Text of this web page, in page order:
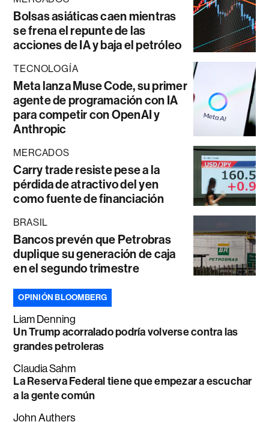
Bolsas asiáticas caen mientras
se frena el repunte de las
acciones de IA y baja el petróleo
TECNOLOGÍA
Meta lanza Muse Code, su primer
agente de programación con IA
para competir con OpenAI y
Anthropic
MERCADOS
Carry trade resiste pese a la
pérdida de atractivo del yen
como fuente de financiación
BRASIL
Bancos prevén que Petrobras
duplique su generación de caja
en el segundo trimestre
OPINIÓN BLOOMBERG
Liam Denning
Un Trump acorralado podría volverse contra las
grandes petroleras
Claudia Sahm
La Reserva Federal tiene que empezar a escuchar
a la gente común
John Authers